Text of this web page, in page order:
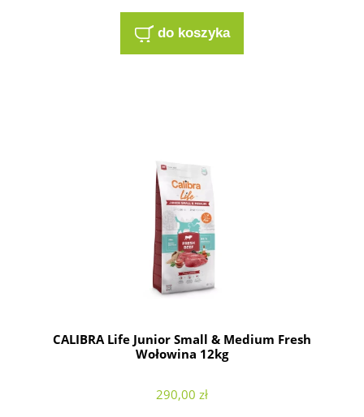
do koszyka
CALIBRA Life Junior Small & Medium Fresh
Wołowina 12kg
290,00 zł